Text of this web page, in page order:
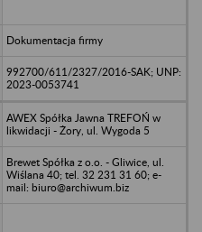
Dokumentacja firmy
992700/611/2327/2016-SAK; UNP:
2023-0053741
AWEX Spółka Jawna TREFOŃ w
likwidacji - Żory, ul. Wygoda 5
Brewet Spółka z o.o. - Gliwice, ul.
Wiślana 40; tel. 32 231 31 60; e-
mail: biuro@archiwum.biz